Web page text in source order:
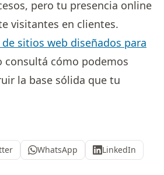
pero tu presencia online
visitantes en clientes.
sitios web diseñados para
consultá cómo podemos
la base sólida que tu
WhatsApp LinkedIn